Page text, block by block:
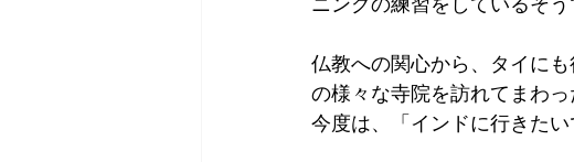
仏教への関心から、タイに
の様々な寺院を訪れてまわっ
今度は、「インドに行きたい